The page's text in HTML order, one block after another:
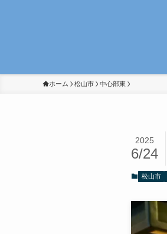
ホーム 松山市 中心部東
2025
6/24
松山市